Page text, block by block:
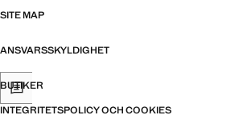
SITE MAP
ANSVARSSKYLDIGHET
BUTIKER
INTEGRITETSPOLICY OCH COOKIES